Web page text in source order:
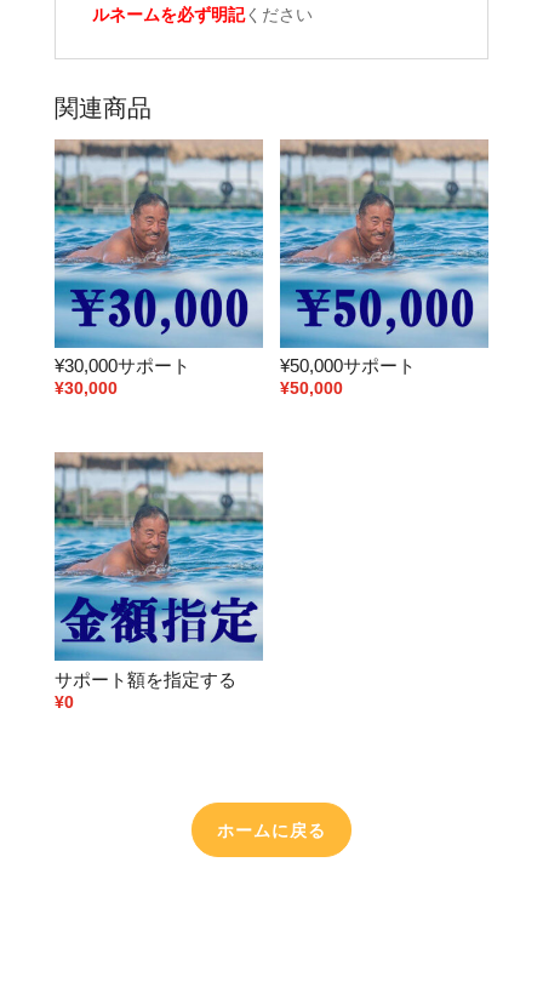
ルネームを必ず明記ください
関連商品
¥30,000サポート
¥30,000
¥50,000サポート
¥50,000
サポート額を指定する
¥0
ホームに戻る